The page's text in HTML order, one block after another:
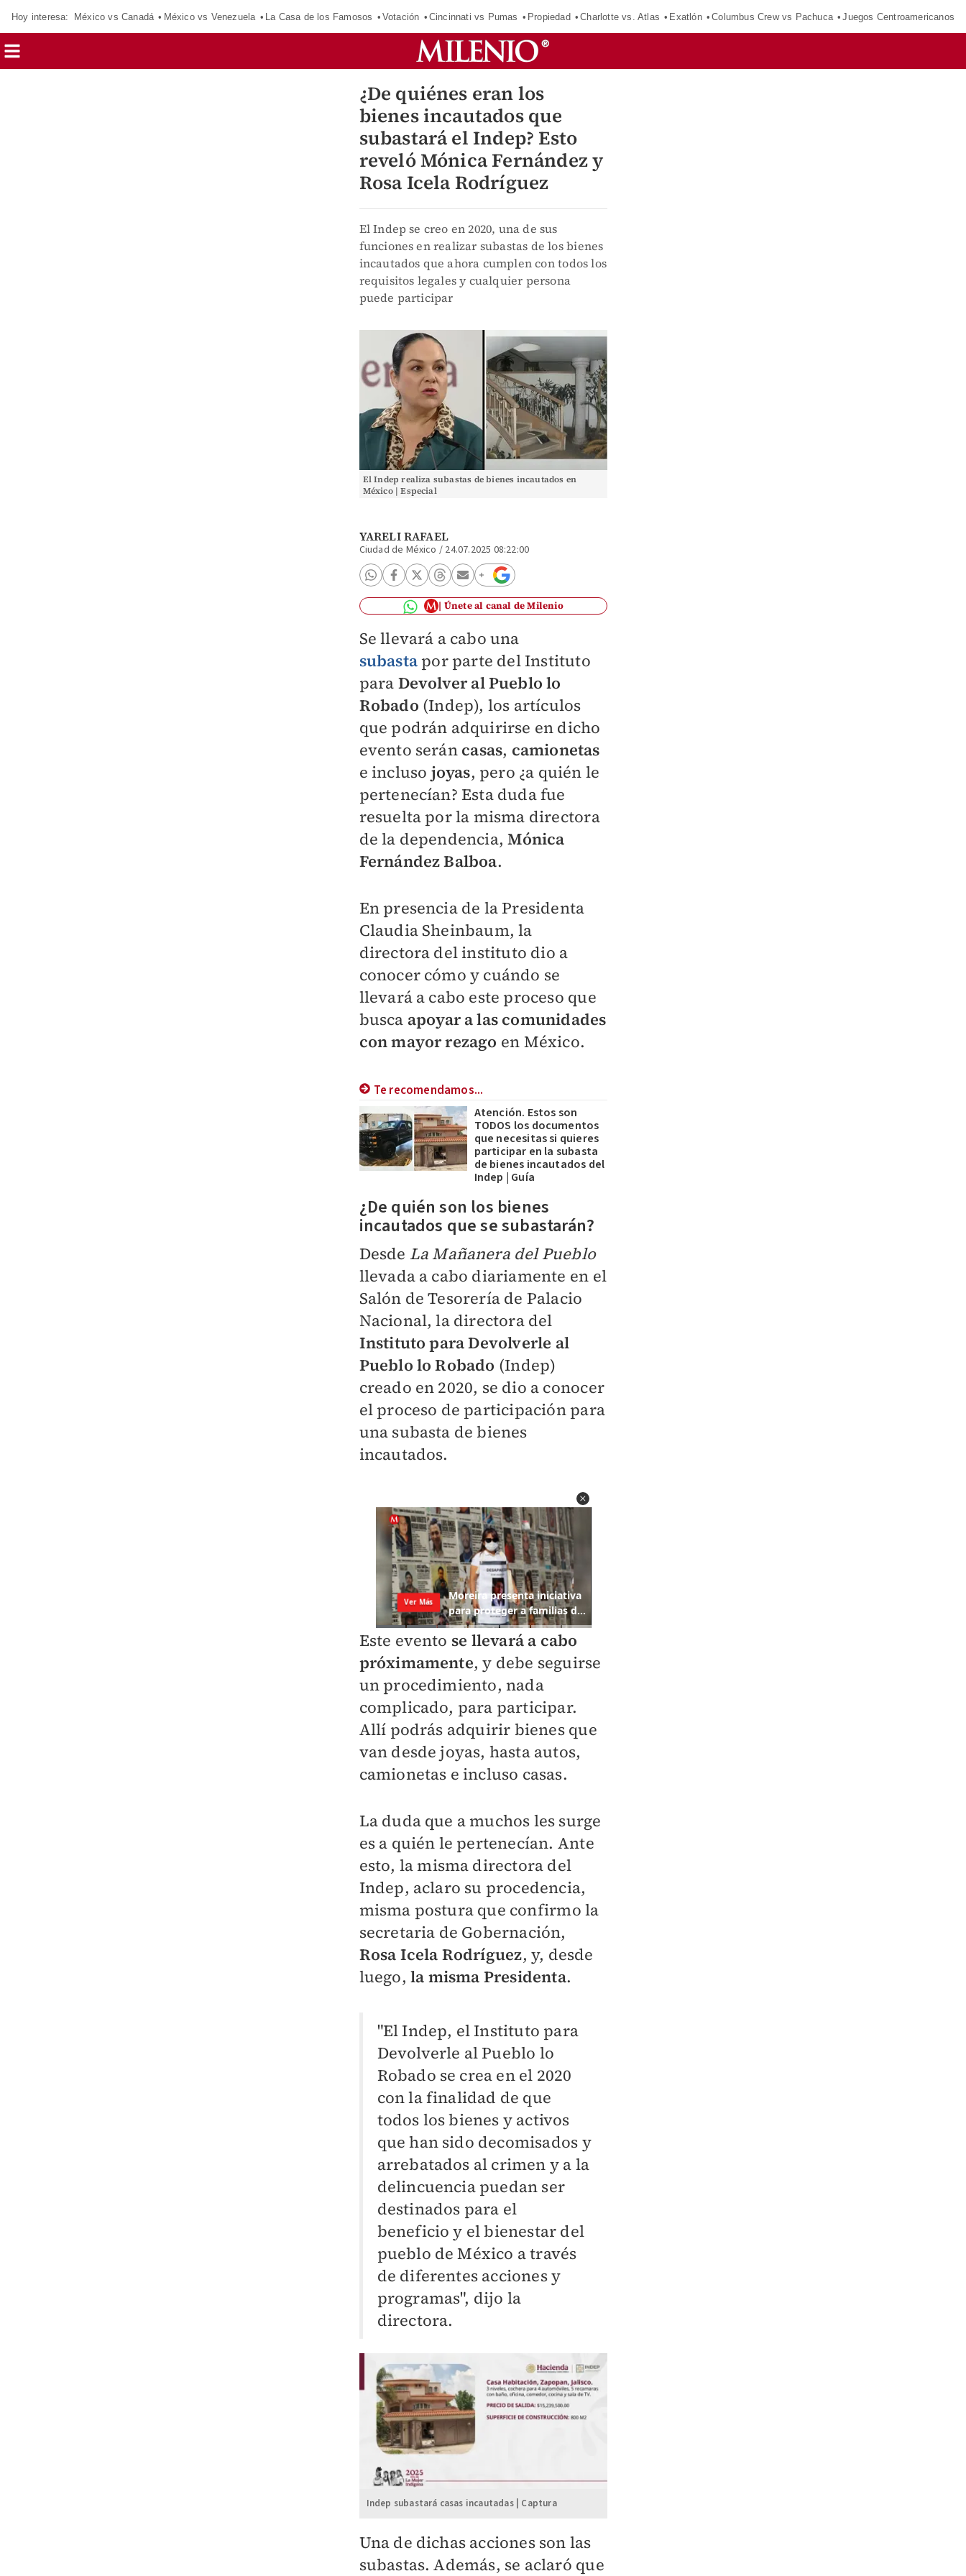
Hoy interesa: México vs Canadá México vs Venezuela La Casa de los Famosos Votación Cincinnati vs Pumas Propiedad Charlotte vs. Atlas Exatlón Columbus Crew vs Pachuca Juegos Centroamericanos
¿De quiénes eran los
bienes incautados que
subastará el Indep? Esto
reveló Mónica Fernández y
Rosa Icela Rodríguez
El Indep se creo en 2020, una de sus
funciones en realizar subastas de los bienes
incautados que ahora cumplen con todos los
requisitos legales y cualquier persona
puede participar
El Indep realiza subastas de bienes incautados en
México | Especial
YARELI RAFAEL
Ciudad de México / 24.07.2025 08:22:00
Únete al canal de Milenio
Se llevará a cabo una
subasta por parte del Instituto
para Devolver al Pueblo lo
Robado (Indep), los artículos
que podrán adquirirse en dicho
evento serán casas, camionetas
e incluso joyas, pero ¿a quién le
pertenecían? Esta duda fue
resuelta por la misma directora
de la dependencia,Mónica
Fernández Balboa.
En presencia de la Presidenta
Claudia Sheinbaum, la
directora del instituto dio a
conocer cómo y cuándo se
llevará a cabo este proceso que
busca apoyar a las comunidades
con mayor rezago en México.
Te recomendamos...
Atención. Estos son
TODOS los documentos
que necesitas si quieres
participar en la subasta
de bienes incautados del
Indep | Guía
¿De quién son los bienes
incautados que se subastarán?
Desde La Mañanera del Pueblo
llevada a cabo diariamente en el
Salón de Tesorería de Palacio
Nacional, la directora del
Instituto para Devolverle al
Pueblo lo Robado (Indep)
creado en 2020, se dio a conocer
el proceso de participación para
una subasta de bienes
incautados.
Este evento se llevará a cabo
próximamente, y debe seguirse
un procedimiento, nada
complicado, para participar.
Allí podrás adquirir bienes que
van desde joyas, hasta autos,
camionetas e incluso casas.
La duda que a muchos les surge
es a quién le pertenecían. Ante
esto, la misma directora del
Indep, aclaro su procedencia,
misma postura que confirmo la
secretaria de Gobernación,
Rosa Icela Rodríguez, y, desde
luego, la misma Presidenta.
"El Indep, el Instituto para
Devolverle al Pueblo lo
Robado se crea en el 2020
con la finalidad de que
todos los bienes y activos
que han sido decomisados y
arrebatados al crimen y a la
delincuencia puedan ser
destinados para el
beneficio y el bienestar del
pueblo de México a través
de diferentes acciones y
programas", dijo la
directora.
Indep subastará casas incautadas | Captura
Una de dichas acciones son las
subastas. Además, se aclaró que